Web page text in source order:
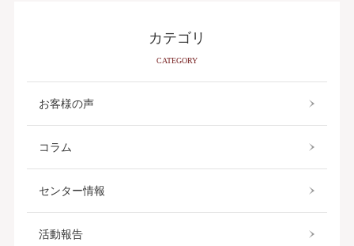
カテゴリ
CATEGORY
お客様の声
コラム
センター情報
活動報告